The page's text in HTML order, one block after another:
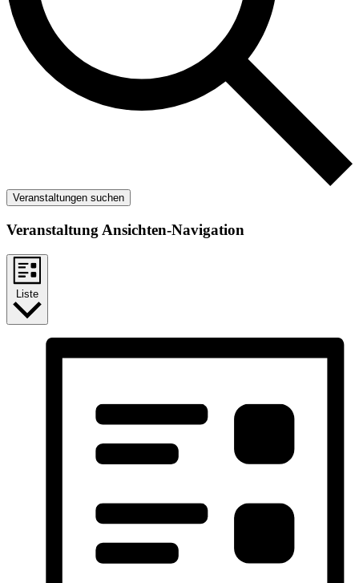
Veranstaltungen suchen
Veranstaltung Ansichten-Navigation
Liste